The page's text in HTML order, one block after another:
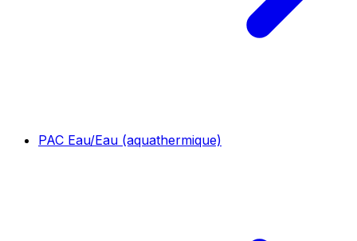
PAC Eau/Eau (aquathermique)